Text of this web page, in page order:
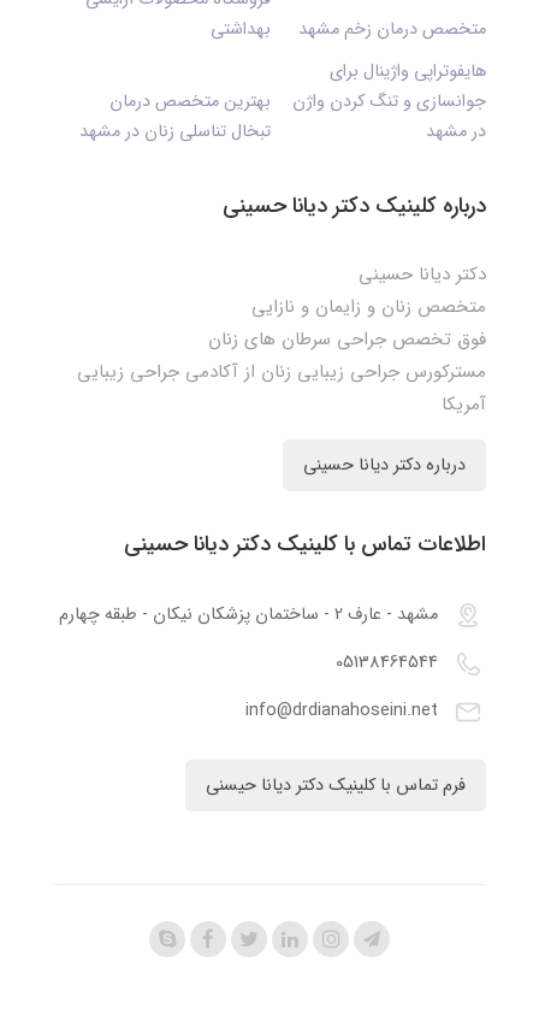
متخصص درمان زخم مشهد
بهداشتی
هایفوتراپی واژینال برای
جوانسازی و تنگ کردن واژن
در مشهد
بهترین متخصص درمان
تبخال تناسلی زنان در مشهد
درباره کلینیک دکتر دیانا حسینی
دکتر دیانا حسینی
متخصص زنان و زایمان و نازایی
فوق تخصص جراحی سرطان های زنان
مسترکورس جراحی زیبایی زنان از آکادمی جراحی زیبایی
آمریکا
درباره دکتر دیانا حسینی
اطلاعات تماس با کلینیک دکتر دیانا حسینی
مشهد - عارف 2 - ساختمان پزشکان نیکان - طبقه چهارم
05138464544
info@drdianahoseini.net
فرم تماس با کلینیک دکتر دیانا حیسنی